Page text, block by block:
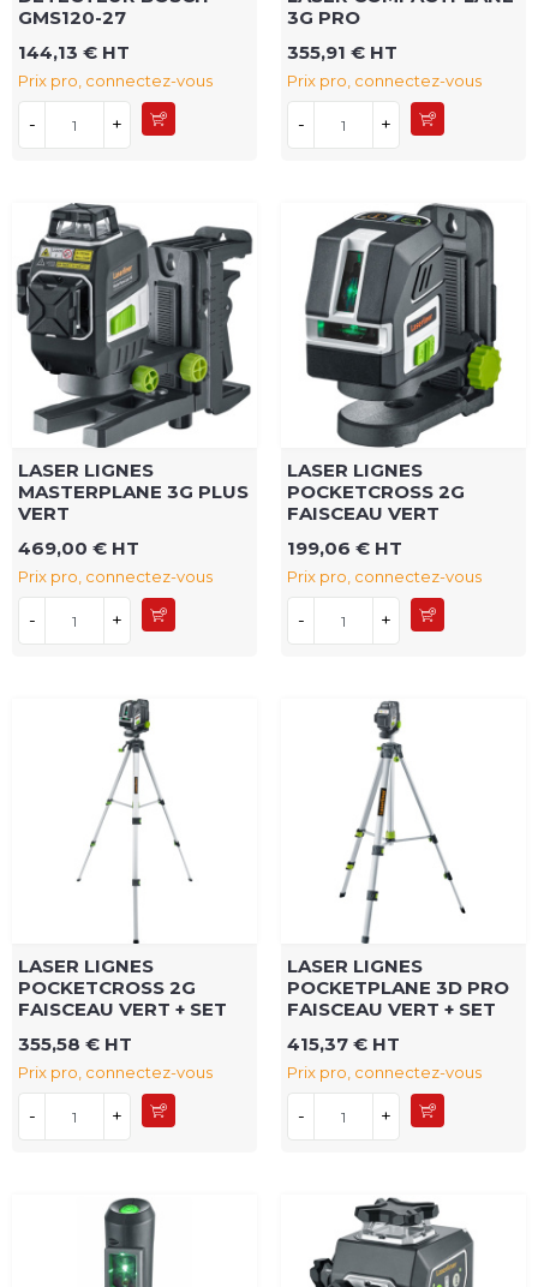
GMS120-27
144,13 € HT
Prix pro, connectez-vous
- +
3G PRO
355,91 € HT
Prix pro, connectez-vous
- +
LASER LIGNES
MASTERPLANE 3G PLUS
VERT
469,00 € HT
Prix pro, connectez-vous
- +
LASER LIGNES
POCKETCROSS 2G
FAISCEAU VERT
199,06 € HT
Prix pro, connectez-vous
- +
LASER LIGNES
POCKETCROSS 2G
FAISCEAU VERT + SET
355,58 € HT
Prix pro, connectez-vous
- +
LASER LIGNES
POCKETPLANE 3D PRO
FAISCEAU VERT + SET
415,37 € HT
Prix pro, connectez-vous
- +